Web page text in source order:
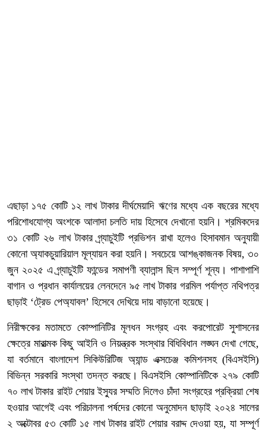
এছাড়া ১৭৫ কোটি ১২ লাখ টাকার দীর্ঘমেয়াদি ঋণের মধ্যে এক বছরের মধ্যে
পরিশোধযোগ্য অংশকে আলাদা চলতি দায় হিসেবে দেখানো হয়নি। শ্রমিকদের
৩১ কোটি ২৬ লাখ টাকার গ্র্যাচুইটি প্রভিশন রাখা হলেও হিসাবমান অনুযায়ী
কোনো অ্যাকচুয়ারিয়াল মূল্যায়ন করা হয়নি। সবচেয়ে আশঙ্কাজনক বিষয়, ৩০
জুন ২০২৫ এ গ্র্যাচুইটি ফান্ডের সমাপণী ব্যালান্স ছিল সম্পূর্ণ শূন্য। পাশাপাশি
বাগান ও প্রধান কার্যালয়ের লেনদেনে ৯৫ লাখ টাকার গরমিল পর্যাপ্ত নথিপত্র
ছাড়াই ‘ট্রেড পেঅ্যাবল’ হিসেবে দেখিয়ে দায় বাড়ানো হয়েছে।
নিরীক্ষকের মতামতে কোম্পানিটির মূলধন সংগ্রহ এবং করপোরেট সুশাসনের
ক্ষেত্রে মারাত্মক কিছু আইনি ও নিয়ন্ত্রক সংস্থার বিধিবিধান লঙ্ঘন দেখা গেছে,
যা বর্তমানে বাংলাদেশ সিকিউরিটিজ অ্যান্ড এক্সচেঞ্জ কমিশনসহ (বিএসইসি)
বিভিন্ন সরকারি সংস্থা তদন্ত করছে। বিএসইসি কোম্পানিটিকে ২৭৯ কোটি
৭০ লাখ টাকার রাইট শেয়ার ইস্যুর সম্মতি দিলেও চাঁদা সংগ্রহের প্রক্রিয়া শেষ
হওয়ার আগেই এবং পরিচালনা পর্ষদের কোনো অনুমোদন ছাড়াই ২০২৪ সালের
২ অক্টোবর ৫৩ কোটি ১৫ লাখ টাকার রাইট শেয়ার বরাদ্দ দেওয়া হয়, যা সম্পূর্ণ